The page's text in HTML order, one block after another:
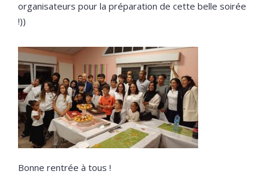
organisateurs pour la préparation de cette belle soirée
!))
Bonne rentrée à tous !